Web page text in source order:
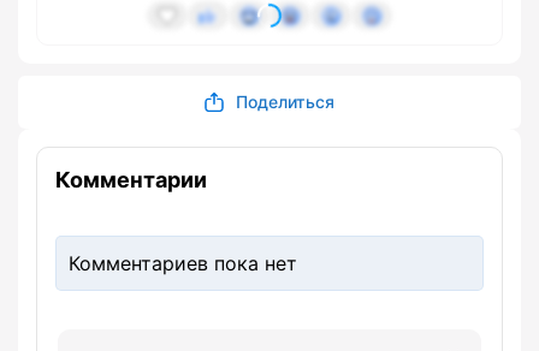
Поделиться
Комментарии
Комментариев пока нет